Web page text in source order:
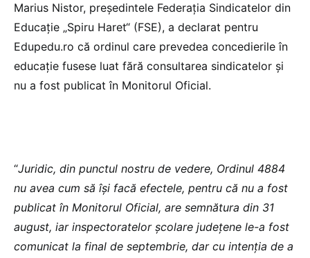
Marius Nistor, președintele Federația Sindicatelor din
Educație „Spiru Haret“ (FSE), a declarat pentru
Edupedu.ro că ordinul care prevedea concedierile în
educație fusese luat fără consultarea sindicatelor și
nu a fost publicat în Monitorul Oficial.
“Juridic, din punctul nostru de vedere, Ordinul 4884
nu avea cum să își facă efectele, pentru că nu a fost
publicat în Monitorul Oficial, are semnătura din 31
august, iar inspectoratelor școlare județene le-a fost
comunicat la final de septembrie, dar cu intenția de a